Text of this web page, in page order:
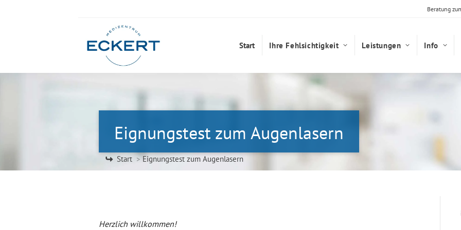
Beratung
Start Ihre Fehlsichtigkeit Leistungen Info
Eignungstest zum Augenlasern
Sie befinden sich hier:
Start Eignungstest zum Augenlasern
Herzlich willkommen!